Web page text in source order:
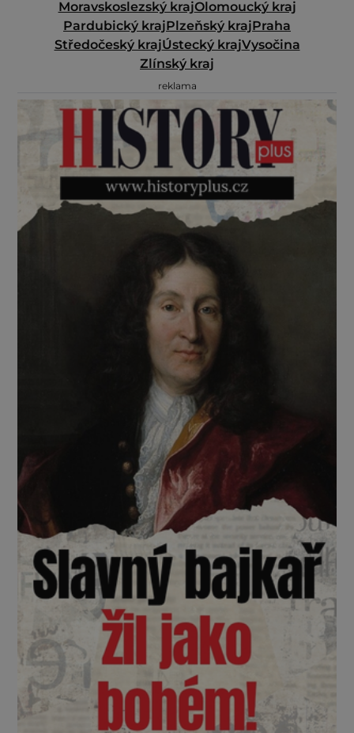
Moravskoslezský krajOlomoucký kraj
Pardubický krajPlzeňský krajPraha
Středočeský krajÚstecký krajVysočina
Zlínský kraj
reklama